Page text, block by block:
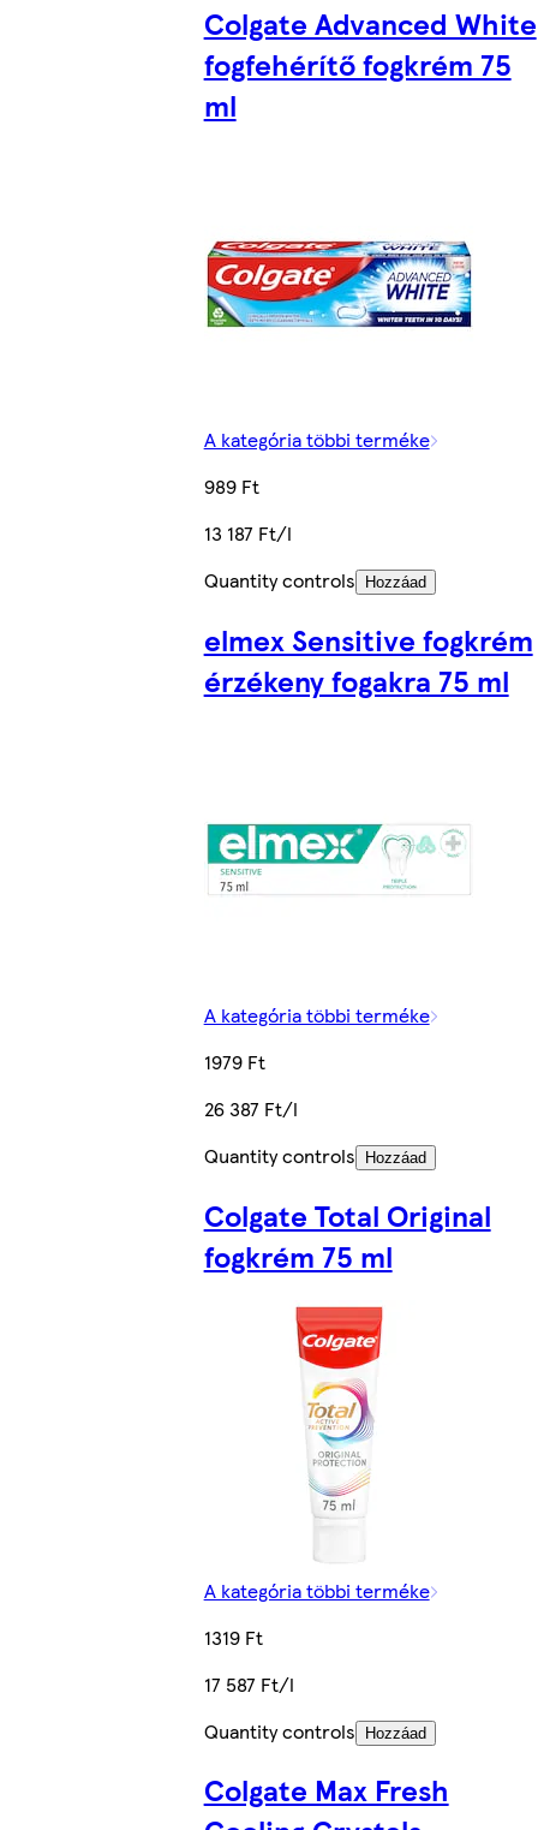
Colgate Advanced White
fogfehérítő fogkrém 75
ml
A kategória többi terméke
989 Ft
13 187 Ft/l
Quantity controls
Hozzáad
elmex Sensitive fogkrém
érzékeny fogakra 75 ml
A kategória többi terméke
1979 Ft
26 387 Ft/l
Quantity controls
Hozzáad
Colgate Total Original
fogkrém 75 ml
A kategória többi terméke
1319 Ft
17 587 Ft/l
Quantity controls
Hozzáad
Colgate Max Fresh